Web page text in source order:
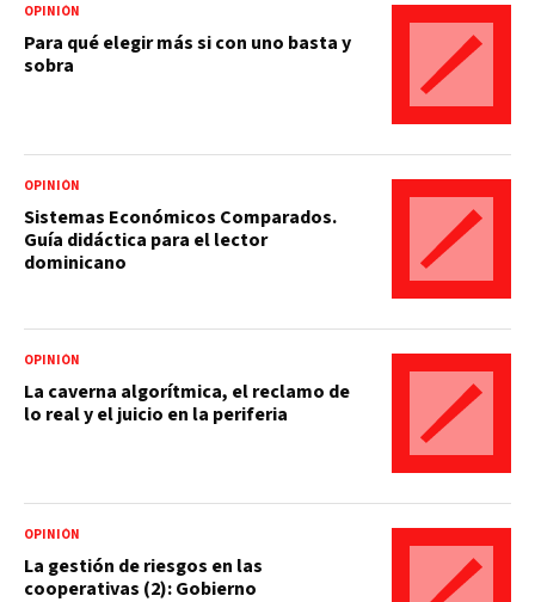
OPINIÓN
Para qué elegir más si con uno basta y
sobra
OPINIÓN
Sistemas Económicos Comparados.
Guía didáctica para el lector
dominicano
OPINIÓN
La caverna algorítmica, el reclamo de
lo real y el juicio en la periferia
OPINIÓN
La gestión de riesgos en las
cooperativas (2): Gobierno